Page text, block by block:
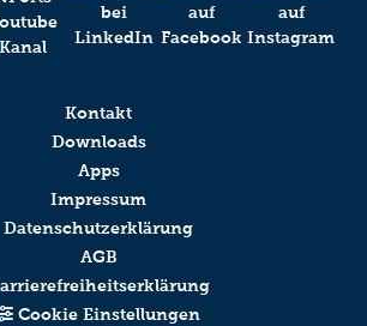
Kontakt
Downloads
Apps
Impressum
Datenschutzerklärung
AGB
Cookie Einstellungen